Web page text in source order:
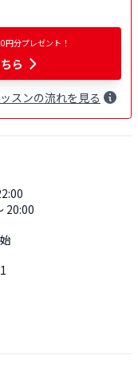
分プレゼント！
ら
スンの流れを見る
20:00